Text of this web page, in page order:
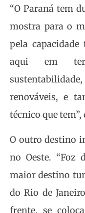
“O Paraná tem
mostra para o
pela
aqui em
renováveis, e
técnico que
O outro destino
no Oeste. “Foz
maior destino
do Rio de
frente, se